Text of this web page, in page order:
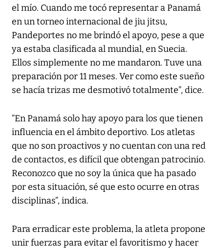
el mío. Cuando me tocó representar a Panamá
en un torneo internacional de jiu jitsu,
Pandeportes no me brindó el apoyo, pese a que
ya estaba clasificada al mundial, en Suecia.
Ellos simplemente no me mandaron. Tuve una
preparación por 11 meses. Ver como este sueño
se hacía trizas me desmotivó totalmente”, dice.
“En Panamá solo hay apoyo para los que tienen
influencia en el ámbito deportivo. Los atletas
que no son proactivos y no cuentan con una red
de contactos, es difícil que obtengan patrocinio.
Reconozco que no soy la única que ha pasado
por esta situación, sé que esto ocurre en otras
disciplinas”, indica.
Para erradicar este problema, la atleta propone
unir fuerzas para evitar el favoritismo y hacer